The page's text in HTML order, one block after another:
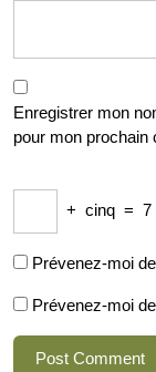
Enregistrer mon
pour mon prochain
+ cinq = 7
Prévenez-moi
Prévenez-moi